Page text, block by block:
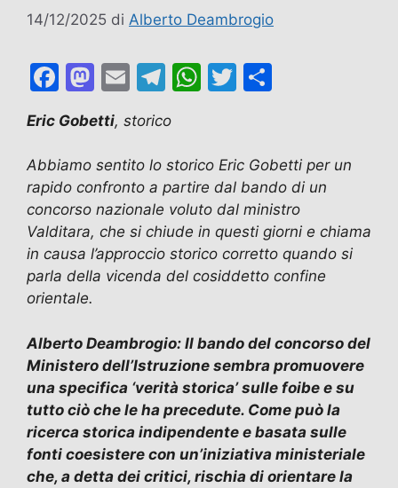
14/12/2025 di Alberto Deambrogio
F
c
e
b
o
o
k
M
st
o
d
o
n
E
ai
l
T
e
gr
a
m
W
s
A
p
p
T
er di
vi
di
Eric Gobetti, storico
Abbiamo sentito lo storico Eric Gobetti per un
rapido confronto a partire dal bando di un
concorso nazionale voluto dal ministro
Valditara, che si chiude in questi giorni e chiama
in causa l’approccio storico corretto quando si
parla della vicenda del cosiddetto confine
orientale.
Alberto Deambrogio: Il bando del concorso del
Ministero dell’Istruzione sembra promuovere
una specifica ‘verità storica’ sulle foibe e su
tutto ciò che le ha precedute. Come può la
ricerca storica indipendente e basata sulle
fonti coesistere con un’iniziativa ministeriale
che, a detta dei critici, rischia di orientare la